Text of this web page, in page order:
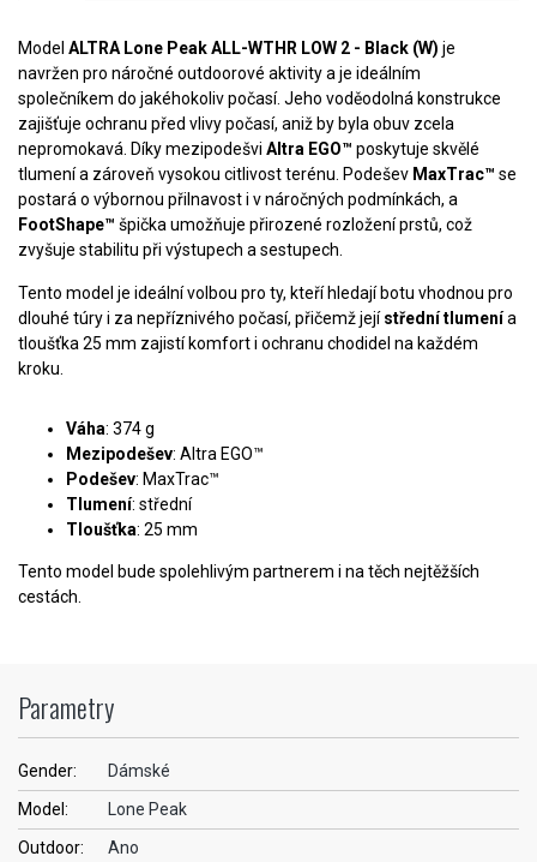
Model ALTRA Lone Peak ALL-WTHR LOW 2 - Black (W) je
navržen pro náročné outdoorové aktivity a je ideálním
společníkem do jakéhokoliv počasí. Jeho voděodolná konstrukce
zajišťuje ochranu před vlivy počasí, aniž by byla obuv zcela
nepromokavá. Díky mezipodešvi Altra EGO™ poskytuje skvělé
tlumení a zároveň vysokou citlivost terénu. Podešev MaxTrac™ se
postará o výbornou přilnavost i v náročných podmínkách, a
FootShape™ špička umožňuje přirozené rozložení prstů, což
zvyšuje stabilitu při výstupech a sestupech.
Tento model je ideální volbou pro ty, kteří hledají botu vhodnou pro
dlouhé túry i za nepříznivého počasí, přičemž jejístřední tlumenía
tloušťka 25 mm zajistí komfort i ochranu chodidel na každém
kroku.
Váha: 374 g
Mezipodešev: Altra EGO™
Podešev: MaxTrac™
Tlumení: střední
Tloušťka: 25 mm
Tento model bude spolehlivým partnerem i na těch nejtěžších
cestách.
Parametry
Gender:
Dámské
Model:
Lone Peak
Outdoor:
Ano